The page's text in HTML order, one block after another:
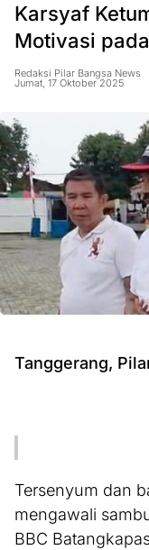
Karsyaf
Motivasi
Redaksi Pilar Bangsa News
Jumat, 17 Oktober 2025
Tanggerang,
Tersenyum dan
mengawali
BBC